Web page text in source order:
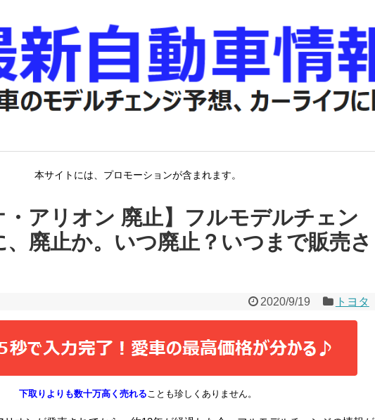
本サイトには、プロモーションが含まれます。
・アリオン 廃止】フルモデルチェン
、廃止か。いつ廃止？いつまで販売さ
2020/9/19 トヨタ
下取りよりも数十万高く売れることも珍しくありません。